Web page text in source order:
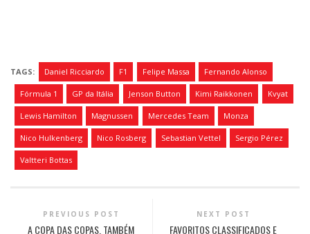
TAGS: Daniel Ricciardo F1 Felipe Massa Fernando Alonso
Fórmula 1 GP da Itália Jenson Button Kimi Raikkonen Kvyat
Lewis Hamilton Magnussen Mercedes Team Monza
Nico Hulkenberg Nico Rosberg Sebastian Vettel Sergio Pérez
Valtteri Bottas
PREVIOUS POST
A COPA DAS COPAS, TAMBÉM
NEXT POST
FAVORITOS CLASSIFICADOS E